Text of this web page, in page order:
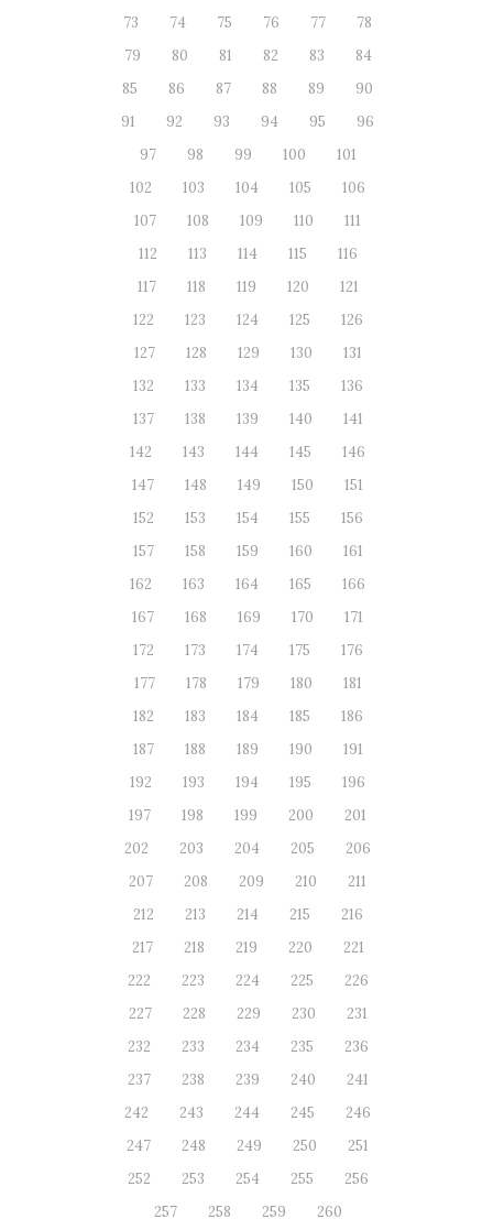
73
74 75 76 77
78
79
80 81 82 83
84
85
86 87 88 89
90
91
92 93 94 95
96
97
98 99 100
101
102
103 104 105
106
107
108 109 110
111
112
113 114 115
116
117
118 119 120
121
122
123 124 125
126
127
128 129 130
131
132
133 134 135
136
137
138 139 140
141
142
143 144 145
146
147
148 149 150
151
152
153 154 155
156
157
158 159 160
161
162
163 164 165
166
167
168 169 170
171
172
173 174 175
176
177
178 179 180
181
182
183 184 185
186
187
188 189 190
191
192
193 194 195
196
197
198 199 200
201
202
203 204 205
206
207
208 209 210
211
212
213 214 215
216
217
218 219 220
221
222
223 224 225
226
227
228 229 230
231
232
233 234 235
236
237
238 239 240
241
242
243 244 245
246
247
248 249 250
251
252
253 254 255
256
257
258 259 260